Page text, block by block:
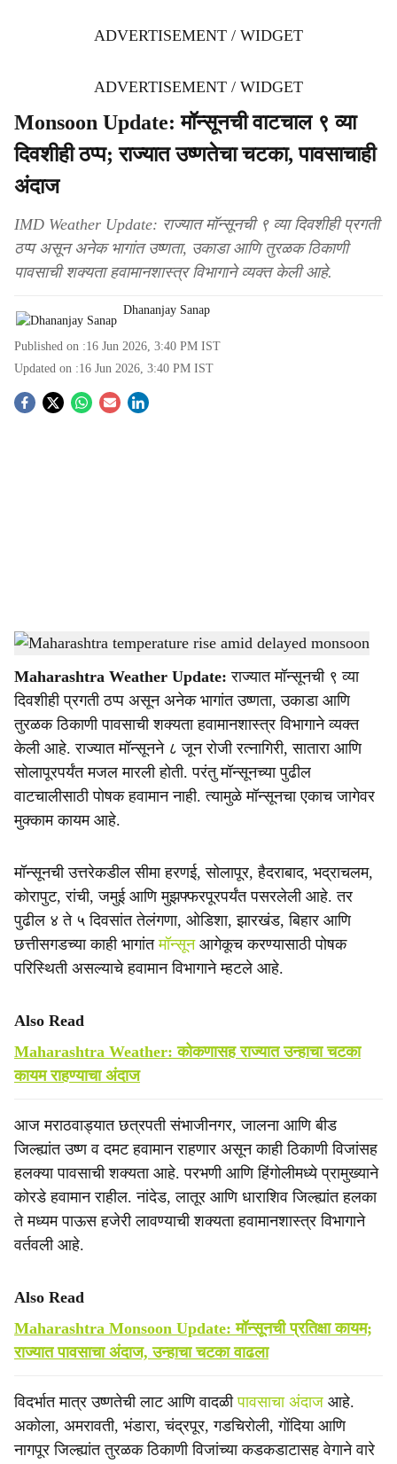
ADVERTISEMENT / WIDGET
ADVERTISEMENT / WIDGET
Monsoon Update: मॉन्सूनची वाटचाल ९ व्या
दिवशीही ठप्प; राज्यात उष्णतेचा चटका, पावसाचाही
अंदाज
IMD Weather Update: राज्यात मॉन्सूनची ९ व्या दिवशीही प्रगती
ठप्प असून अनेक भागांत उष्णता, उकाडा आणि तुरळक ठिकाणी
पावसाची शक्यता हवामानशास्त्र विभागाने व्यक्त केली आहे.
Dhananjay Sanap
Published on :16 Jun 2026, 3:40 PM IST
Updated on :16 Jun 2026, 3:40 PM IST
S
a
r
e
Maharashtra weather update and rain prediction-Agrowon
Maharashtra Weather Update: राज्यात मॉन्सूनची ९ व्या
दिवशीही प्रगती ठप्प असून अनेक भागांत उष्णता, उकाडा आणि
तुरळक ठिकाणी पावसाची शक्यता हवामानशास्त्र विभागाने व्यक्त
केली आहे. राज्यात मॉन्सूनने ८ जून रोजी रत्नागिरी, सातारा आणि
सोलापूरपर्यंत मजल मारली होती. परंतु मॉन्सूनच्या पुढील
वाटचालीसाठी पोषक हवामान नाही. त्यामुळे मॉन्सूनचा एकाच जागेवर
मुक्काम कायम आहे.
मॉन्सूनची उत्तरेकडील सीमा हरणई, सोलापूर, हैदराबाद, भद्राचलम,
कोरापुट, रांची, जमुई आणि मुझफ्फरपूरपर्यंत पसरलेली आहे. तर
पुढील ४ ते ५ दिवसांत तेलंगणा, ओडिशा, झारखंड, बिहार आणि
छत्तीसगडच्या काही भागांतमॉन्सूनआगेकूच करण्यासाठी पोषक
परिस्थिती असल्याचे हवामान विभागाने म्हटले आहे.
Also Read
Maharashtra Weather: कोकणासह राज्यात उन्हाचा चटका
कायम राहण्याचा अंदाज
आज मराठवाड्यात छत्रपती संभाजीनगर, जालना आणि बीड
जिल्ह्यांत उष्ण व दमट हवामान राहणार असून काही ठिकाणी विजांसह
हलक्या पावसाची शक्यता आहे. परभणी आणि हिंगोलीमध्ये प्रामुख्याने
कोरडे हवामान राहील. नांदेड, लातूर आणि धाराशिव जिल्ह्यांत हलका
ते मध्यम पाऊस हजेरी लावण्याची शक्यता हवामानशास्त्र विभागाने
वर्तवली आहे.
Also Read
Maharashtra Monsoon Update: मॉन्सूनची प्रतिक्षा कायम;
राज्यात पावसाचा अंदाज, उन्हाचा चटका वाढला
विदर्भात मात्र उष्णतेची लाट आणि वादळीपावसाचा अंदाज आहे.
अकोला, अमरावती, भंडारा, चंद्रपूर, गडचिरोली, गोंदिया आणि
नागपूर जिल्ह्यांत तुरळक ठिकाणी विजांच्या कडकडाटासह वेगाने वारे